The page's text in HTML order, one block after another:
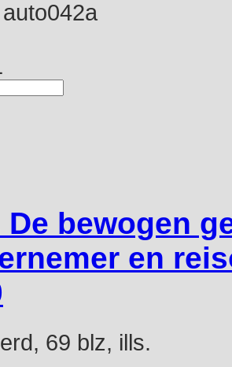
auto042a
De bewogen
en
69 blz, ills.